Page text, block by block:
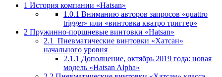
1 История компании «Hatsan»
1.0.1 Вниманию авторов запросов «quattro
trigger» или «винтовка кватро триггер»
2 Пружинно-поршневые винтовки «Hatsan»
2.1
Пневматические винтовки «Хатсан»
начального уровня
2.1.1 Дополнение, октябрь 2019 года: новая
модель «Hatsan Alpha»